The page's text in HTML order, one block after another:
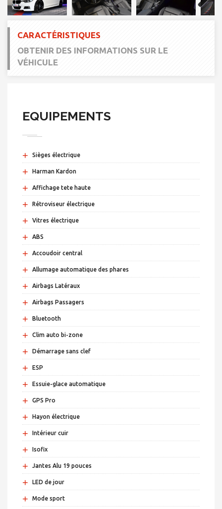
Next
CARACTÉRISTIQUES
OBTENIR DES INFORMATIONS SUR LE
VÉHICULE
EQUIPEMENTS
+ Sièges électrique
+ Harman Kardon
+ Affichage tete haute
+ Rétroviseur électrique
+ Vitres électrique
+ ABS
+ Accoudoir central
+ Allumage automatique des phares
+ Airbags Latéraux
+ Airbags Passagers
+ Bluetooth
+ Clim auto bi-zone
+ Démarrage sans clef
+ ESP
+ Essuie-glace automatique
+ GPS Pro
+ Hayon électrique
+ Intérieur cuir
+ Isofix
+ Jantes Alu 19 pouces
+ LED de jour
+ Mode sport